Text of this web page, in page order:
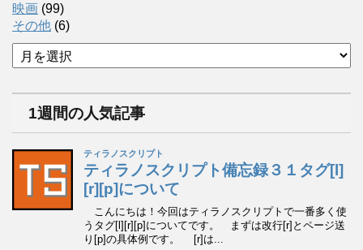
映画 (99)
その他 (6)
ア
ー
1週間の人気記事